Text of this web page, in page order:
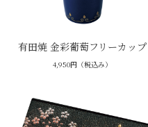
有田焼 金彩葡萄フリーカップ
4,950円（税込み）